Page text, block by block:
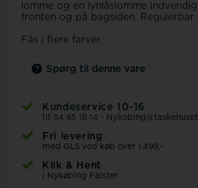
lomme og en lynlåslomme
fronten og på bagsiden. Regulerbar
Fås i flere farver.
Spørg til denne vare
Kundeservice 10-16
tlf 54 85 18 14 -
Fri levering
med GLS ved køb over 1.499,-
Klik & Hent
i Nykøbing Falster